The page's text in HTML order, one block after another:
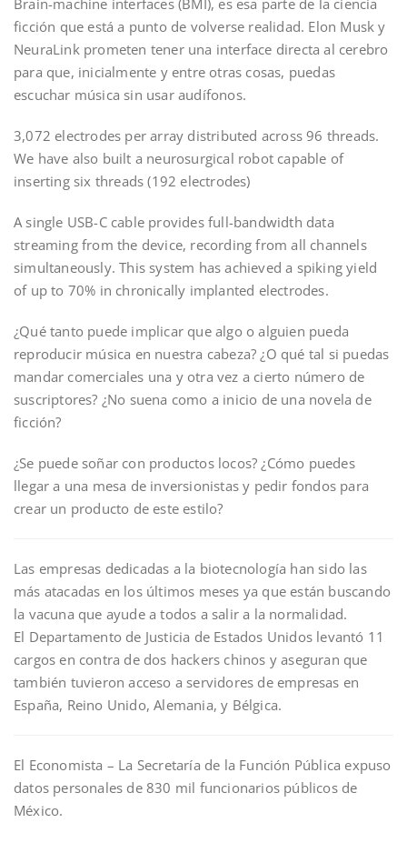
Brain-machine interfaces (BMI), es esa parte de la ciencia
ficción que está a punto de volverse realidad. Elon Musk y
NeuraLink prometen tener una interface directa al cerebro
para que, inicialmente y entre otras cosas, puedas
escuchar música sin usar audífonos.
3,072 electrodes per array distributed across 96 threads.
We have also built a neurosurgical robot capable of
inserting six threads (192 electrodes)
A single USB-C cable provides full-bandwidth data
streaming from the device, recording from all channels
simultaneously. This system has achieved a spiking yield
of up to 70% in chronically implanted electrodes.
¿Qué tanto puede implicar que algo o alguien pueda
reproducir música en nuestra cabeza? ¿O qué tal si puedas
mandar comerciales una y otra vez a cierto número de
suscriptores? ¿No suena como a inicio de una novela de
ficción?
¿Se puede soñar con productos locos? ¿Cómo puedes
llegar a una mesa de inversionistas y pedir fondos para
crear un producto de este estilo?
Las empresas dedicadas a la biotecnología han sido las
más atacadas en los últimos meses ya que están buscando
la vacuna que ayude a todos a salir a la normalidad.
El Departamento de Justicia de Estados Unidos levantó 11
cargos en contra de dos hackers chinos y aseguran que
también tuvieron acceso a servidores de empresas en
España, Reino Unido, Alemania, y Bélgica.
El Economista – La Secretaría de la Función Pública expuso
datos personales de 830 mil funcionarios públicos de
México.